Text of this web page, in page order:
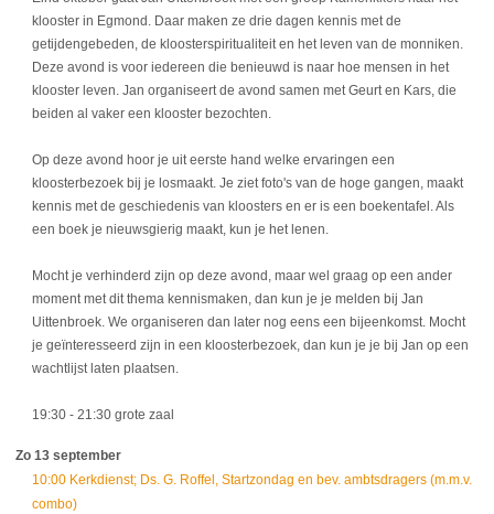
klooster in Egmond. Daar maken ze drie dagen kennis met de
getijdengebeden, de kloosterspiritualiteit en het leven van de monniken.
Deze avond is voor iedereen die benieuwd is naar hoe mensen in het
klooster leven. Jan organiseert de avond samen met Geurt en Kars, die
beiden al vaker een klooster bezochten.
Op deze avond hoor je uit eerste hand welke ervaringen een
kloosterbezoek bij je losmaakt. Je ziet foto's van de hoge gangen, maakt
kennis met de geschiedenis van kloosters en er is een boekentafel. Als
een boek je nieuwsgierig maakt, kun je het lenen.
Mocht je verhinderd zijn op deze avond, maar wel graag op een ander
moment met dit thema kennismaken, dan kun je je melden bij Jan
Uittenbroek. We organiseren dan later nog eens een bijeenkomst. Mocht
je geïnteresseerd zijn in een kloosterbezoek, dan kun je je bij Jan op een
wachtlijst laten plaatsen.
19:30 - 21:30 grote zaal
Zo 13 september
10:00 Kerkdienst; Ds. G. Roffel, Startzondag en bev. ambtsdragers (m.m.v.
combo)